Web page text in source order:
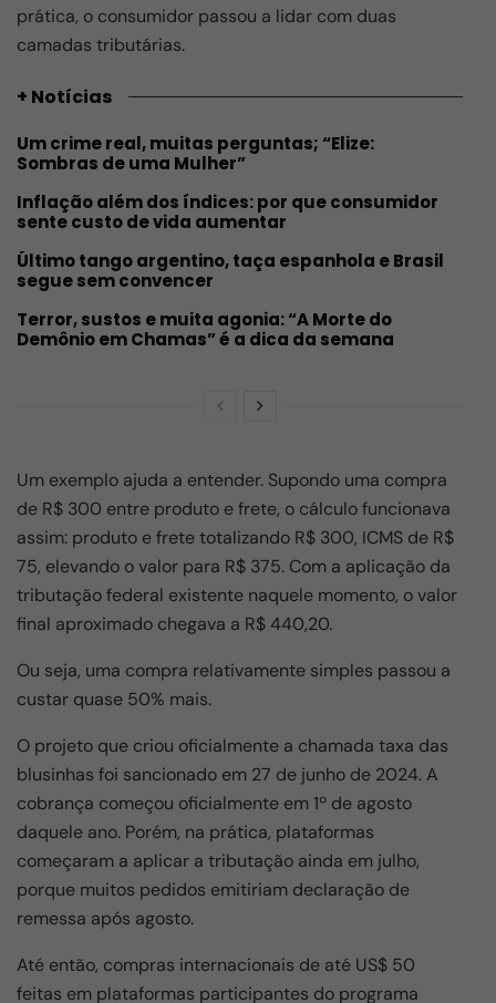
prática, o consumidor passou a lidar com duas
camadas tributárias.
+ Notícias
Um crime real, muitas perguntas; “Elize:
Sombras de uma Mulher”
Inflação além dos índices: por que consumidor
sente custo de vida aumentar
Último tango argentino, taça espanhola e Brasil
segue sem convencer
Terror, sustos e muita agonia: “A Morte do
Demônio em Chamas” é a dica da semana
Um exemplo ajuda a entender. Supondo uma compra
de R$ 300 entre produto e frete, o cálculo funcionava
assim: produto e frete totalizando R$ 300, ICMS de R$
75, elevando o valor para R$ 375. Com a aplicação da
tributação federal existente naquele momento, o valor
final aproximado chegava a R$ 440,20.
Ou seja, uma compra relativamente simples passou a
custar quase 50% mais.
O projeto que criou oficialmente a chamada taxa das
blusinhas foi sancionado em 27 de junho de 2024. A
cobrança começou oficialmente em 1º de agosto
daquele ano. Porém, na prática, plataformas
começaram a aplicar a tributação ainda em julho,
porque muitos pedidos emitiriam declaração de
remessa após agosto.
Até então, compras internacionais de até US$ 50
feitas em plataformas participantes do programa